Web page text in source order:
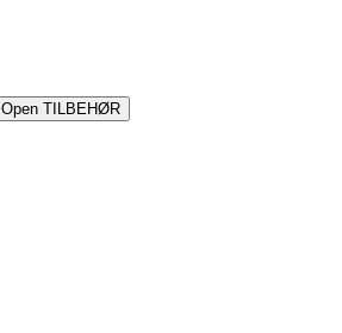
Open TILBEHØR